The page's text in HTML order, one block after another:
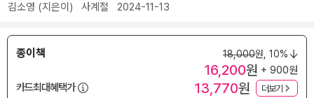
김소영 (지은이) 사계절 2024-11-13
종이책 18,000원, 10%
16,200원 + 900원
카드최대혜택가
13,770원 더보기